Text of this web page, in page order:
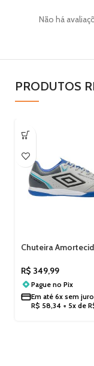
Não há
PRODUTOS
Chuteira
COMFORT
R$ 349,99
Pague no Pix
Em até 6x sem
R$ 58,34 + 5x de